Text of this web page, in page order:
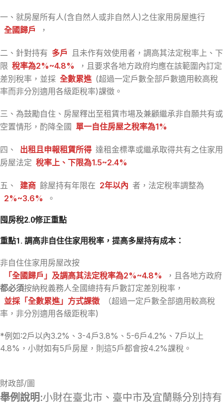
一、就房屋所有人(含自然人或非自然人)之住家用房屋進行
全國歸戶
，
二、針對持有 多戶
且未作有效使用者，調高其法定稅率上、下
限 稅率為2%~4.8%
，且要求各地方政府均應在該範圍內訂定
差別稅率，並採 全數累進 (超過一定戶數全部戶數適用較高稅
率而非分別適用各級距稅率)課徵。
三、為鼓勵自住、房屋釋出至租賃市場及兼顧繼承非自願共有或
空置情形，酌降全國 單一自住房屋之稅率為1%
四、 出租且申報租賃所得 達租金標準或繼承取得共有之住家用
房屋法定 稅率上、下限為1.5~2.4%
五、 建商 餘屋持有年限在 2年以內 者，法定稅率調整為
2%~3.6%
。
囤房稅2.0修正重點
重點1. 調高非自住住家用稅率，提高多屋持有成本：
非自住住家用房屋改按
「全國歸戶 」及調高其法定稅率為2%~4.8%
，且各地方政府
都必須按納稅義務人全國總持有戶數訂定差別稅率，
並採「全數累進 」方式課徵
（超過一定戶數全部適用較高稅
率，非分別適用各級距稅率)
*例如:2戶以內3.2%、3-4戶3.8%、5-6戶4.2%、7戶以上
4.8%，小財如有5戶房屋，則這5戶都會按4.2%課稅。
財政部/圖
舉例說明 :小財在臺北市、臺中市及宜蘭縣分別持有